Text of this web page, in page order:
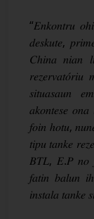
“𝐸𝑛𝑘𝑜𝑛𝑡𝑟𝑢
𝑑𝑒𝑠𝑘𝑢𝑡𝑒,
𝐶ℎ𝑖𝑛𝑎 𝑛𝑖𝑎𝑛
𝑠𝑖𝑡𝑢𝑎𝑠𝑎𝑢𝑛
𝑎𝑘𝑜𝑛𝑡𝑒𝑠𝑒 𝑜𝑛𝑎
𝑓𝑜𝑖𝑛 ℎ𝑜𝑡𝑢,
𝑡𝑖𝑝𝑢 𝑡𝑎𝑛𝑘𝑒
𝐵𝑇𝐿, 𝐸.𝑃 𝑛𝑜
𝑓𝑎𝑡𝑖𝑛 𝑏𝑎𝑙𝑢𝑛
𝑖𝑛𝑠𝑡𝑎𝑙𝑎 𝑡𝑎𝑛𝑘𝑒